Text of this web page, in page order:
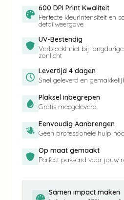
600 DPI Print Kwaliteit
Perfecte kleurintensiteit en
detailweergave
UV-Bestendig
Verbleekt niet bij
zonlicht
Levertijd 4 dagen
Snel geleverd en
Plaksel inbegrepen
Gratis meegeleverd
Eenvoudig Aanbrengen
Geen professionele hulp
Op maat gemaakt
Perfect passend voor jouw
Samen impact maken